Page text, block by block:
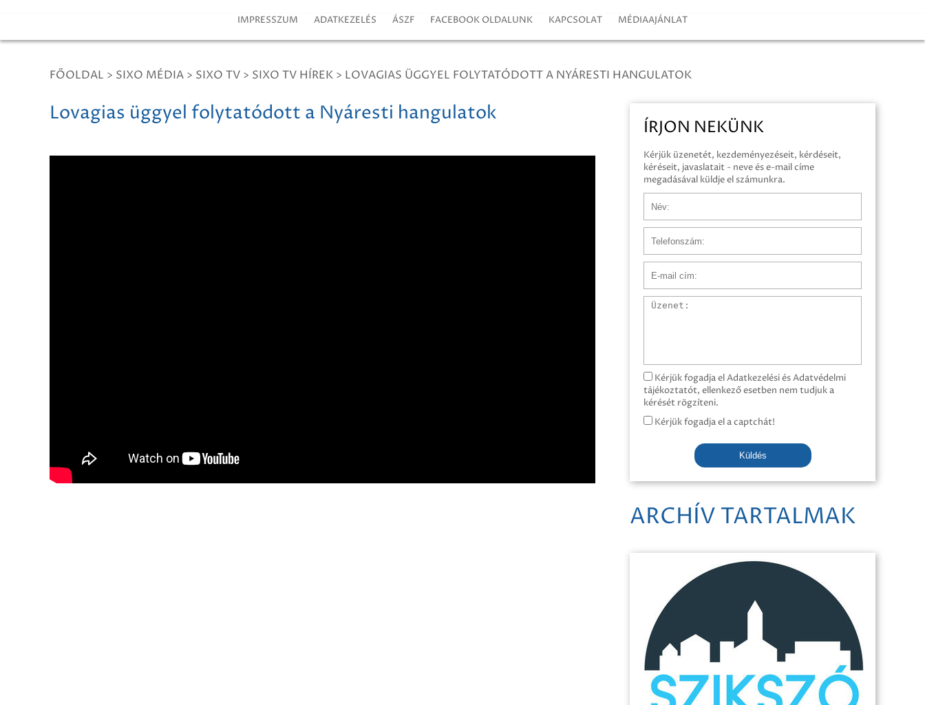
IMPRESSZUM ADATKEZELÉS ÁSZF FACEBOOK OLDALUNK KAPCSOLAT MÉDIAAJÁNLAT
FŐOLDAL > SIXO MÉDIA > SIXO TV > SIXO TV HÍREK > LOVAGIAS ÜGGYEL FOLYTATÓDOTT A NYÁRESTI HANGULATOK
Lovagias üggyel folytatódott a Nyáresti hangulatok
ÍRJON NEKÜNK
Kérjük üzenetét, kezdeményezéseit, kérdéseit,
kéréseit, javaslatait - neve és e-mail címe
megadásával küldje el számunkra.
Üzenet
Kérjük fogadja el Adatkezelési és Adatvédelmi
tájékoztatót, ellenkező esetben nem tudjuk a
kérését rögzíteni.
Kérjük fogadja el a captchát!
Küldés
ARCHÍV TARTALMAK